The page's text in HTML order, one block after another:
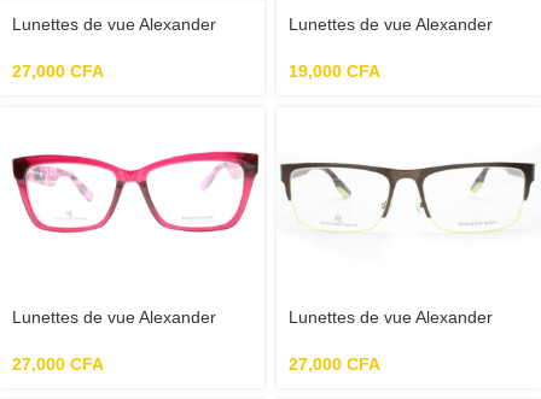
Lunettes de vue Alexander
16-140 – Argent
27,000 CFA
Lunettes de vue Alexander
15-140 – Marron
19,000 CFA
Lunettes de vue Alexander
140 – Noir/Multicolore
27,000 CFA
Lunettes de vue Alexander
– Marron/Vert
27,000 CFA